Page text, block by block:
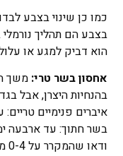
כמו כן שינוי בצבע
בצבע הם תהליך
הוא דביק למגע או
אחסון בשר טרי: משך
בהנחיות היצרן, אבל
איברים פנימיים
בשר חתוך: עד ארבעה
ודאו שהמקרר על 0-4 מעלות.